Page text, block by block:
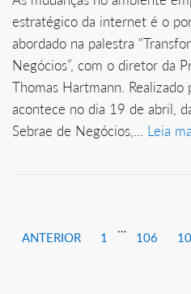
estratégico da internet é o
abordado na palestra
Negócios”, com o diretor da
Thomas Hartmann. Realizado
acontece no dia 19 de abril,
Sebrae de Negócios,... Leia
ANTERIOR 1
…
106